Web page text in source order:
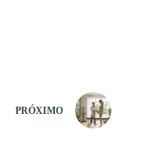
PRÓXIMO